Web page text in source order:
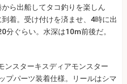
ら出船してタコ釣りを楽しん
着。受け付けを済ませ、4時に出
分ぐらい。水深は10m前後だ。
ンスターキスディアモンスター
プパーツ装着仕様。リールはシマ